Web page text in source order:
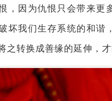
，因为仇恨只会带来更
坏我们生存系统的和谐
之转换成善缘的延伸，